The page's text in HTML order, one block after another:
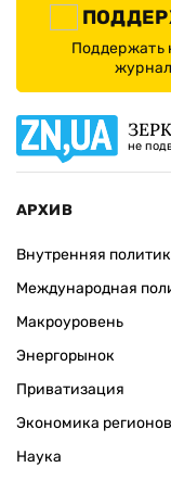
не
АРХИВ
Внутренняя
Международная
Макроуровень
Энергорынок
Приватизация
Экономика регионов
Наука